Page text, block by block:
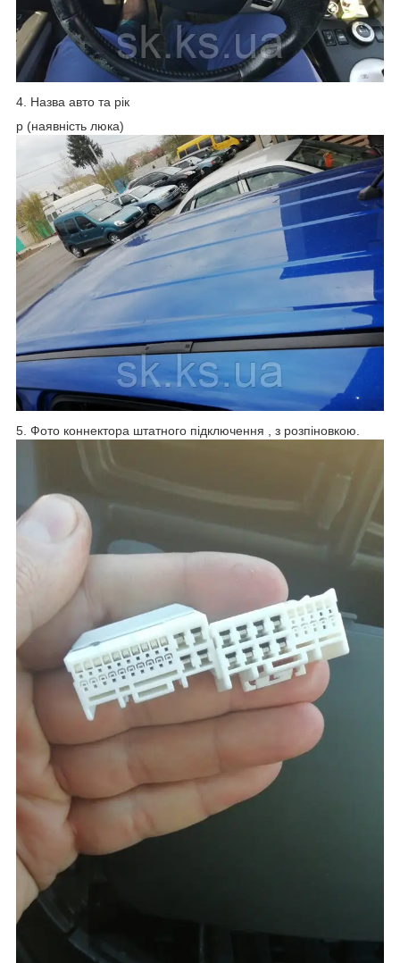
4. Назва авто та рік
p (наявність люка)
5. Фото коннектора штатного підключення , з розпіновкою.